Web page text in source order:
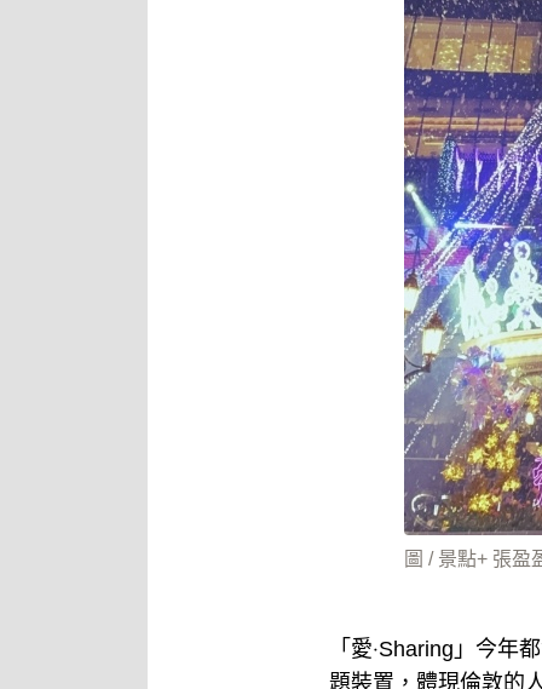
圖 / 景點+ 張盈
「愛‧Sharing」今年
題裝置，體現倫敦的